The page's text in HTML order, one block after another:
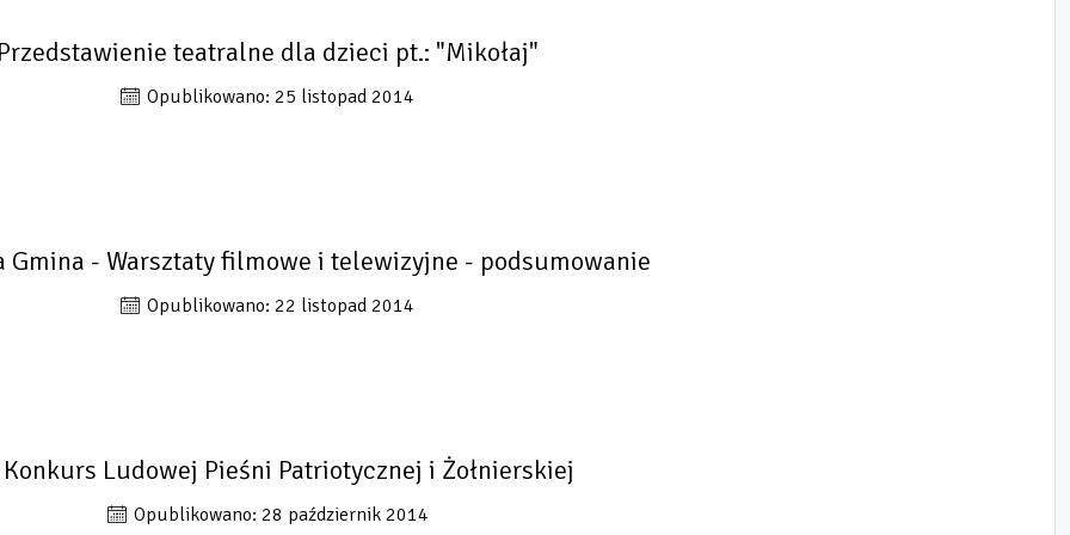
Przedstawienie teatralne dla dzieci pt.: "Mikołaj"
Opublikowano: 25 listopad 2014
Gmina - Warsztaty filmowe i telewizyjne - podsumowanie
Opublikowano: 22 listopad 2014
Ludowej Pieśni Patriotycznej i Żołnierskiej
Opublikowano: 28 październik 2014